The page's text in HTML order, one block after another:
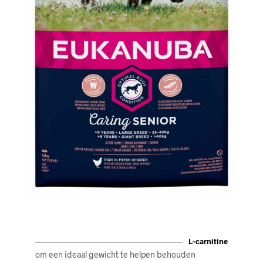
L-carnitine
om een ideaal gewicht te helpen behouden